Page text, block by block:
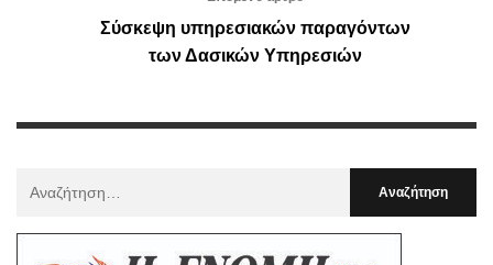
Σύσκεψη υπηρεσιακών παραγόντων
των Δασικών Υπηρεσιών
: